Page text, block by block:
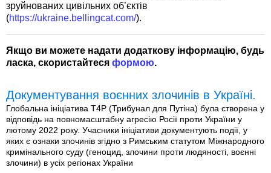
зруйнованих цивільних об’єктів
(https://ukraine.bellingcat.com/).
Якщо ви можете надати додаткову інформацію, будь
ласка, скористайтеся формою.
Документування воєнних злочинів в Україні.
Глобальна ініціатива T4P (Трибунал для Путіна) була створена у
відповідь на повномасштабну агресію Росії проти України у
лютому 2022 року. Учасники ініціативи документують події, у
яких є ознаки злочинів згідно з Римським статутом Міжнародного
кримінального суду (геноцид, злочини проти людяності, воєнні
злочини) в усіх регіонах України